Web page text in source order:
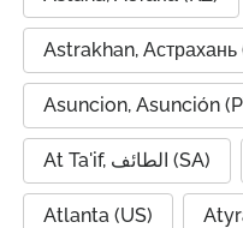
Astrakhan, Астрахань
Asuncion, Asunción
At Ta'if, الطائف (SA)
Atlanta (US)